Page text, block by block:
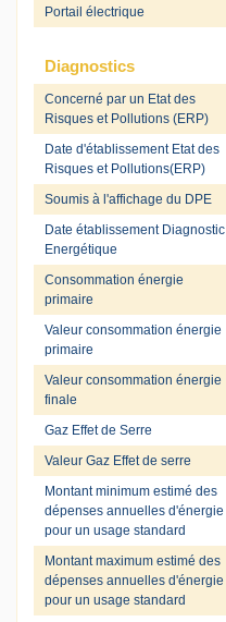
Portail électrique
Diagnostics
Concerné par un Etat des
Risques et Pollutions (ERP)
Date d'établissement Etat des
Risques et Pollutions(ERP)
Soumis à l'affichage du DPE
Date établissement Diagnostic
Energétique
Consommation énergie
primaire
Valeur consommation énergie
primaire
Valeur consommation énergie
finale
Gaz Effet de Serre
Valeur Gaz Effet de serre
Montant minimum estimé des
dépenses annuelles d'énergie
pour un usage standard
Montant maximum estimé des
dépenses annuelles d'énergie
pour un usage standard